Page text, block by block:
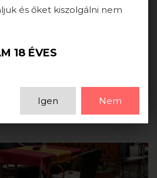
BORÁSZOK BORÁSZA
ben a Borászok Borásza.
és őket kiszolgálni nem
18 ÉVES
Igen Nem